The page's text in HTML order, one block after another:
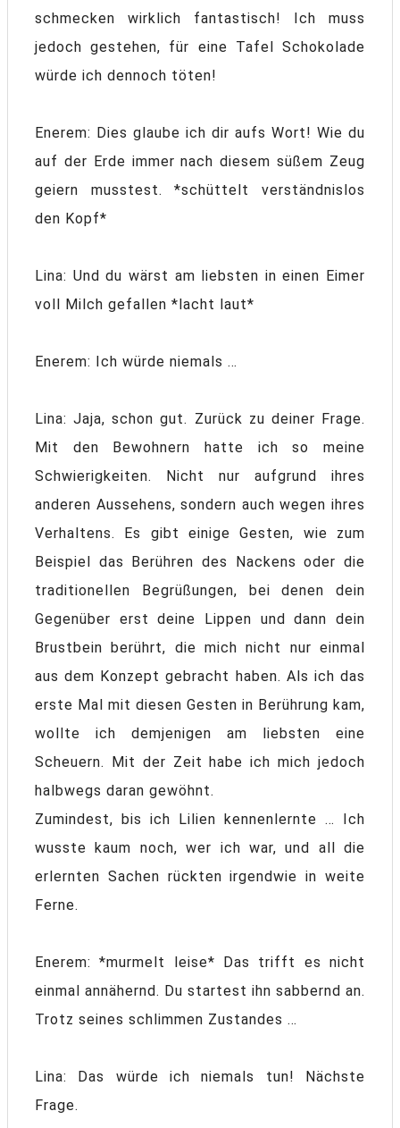
schmecken wirklich fantastisch! Ich muss
jedoch gestehen, für eine Tafel Schokolade
würde ich dennoch töten!
Enerem: Dies glaube ich dir aufs Wort! Wie du
auf der Erde immer nach diesem süßem Zeug
geiern musstest. *schüttelt verständnislos
den Kopf*
Lina: Und du wärst am liebsten in einen Eimer
voll Milch gefallen *lacht laut*
Enerem: Ich würde niemals …
Lina: Jaja, schon gut. Zurück zu deiner Frage.
Mit den Bewohnern hatte ich so meine
Schwierigkeiten. Nicht nur aufgrund ihres
anderen Aussehens, sondern auch wegen ihres
Verhaltens. Es gibt einige Gesten, wie zum
Beispiel das Berühren des Nackens oder die
traditionellen Begrüßungen, bei denen dein
Gegenüber erst deine Lippen und dann dein
Brustbein berührt, die mich nicht nur einmal
aus dem Konzept gebracht haben. Als ich das
erste Mal mit diesen Gesten in Berührung kam,
wollte ich demjenigen am liebsten eine
Scheuern. Mit der Zeit habe ich mich jedoch
halbwegs daran gewöhnt.
Zumindest, bis ich Lilien kennenlernte … Ich
wusste kaum noch, wer ich war, und all die
erlernten Sachen rückten irgendwie in weite
Ferne.
Enerem: *murmelt leise* Das trifft es nicht
einmal annähernd. Du startest ihn sabbernd an.
Trotz seines schlimmen Zustandes …
Lina: Das würde ich niemals tun! Nächste
Frage.